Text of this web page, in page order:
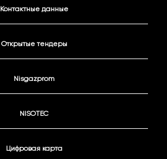
Контактные данные
Открытые тендеры
Nisgazprom
NISOTEC
Цифровая карта